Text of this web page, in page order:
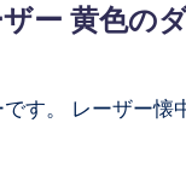
ー 黄色の
す。 レーザー懐